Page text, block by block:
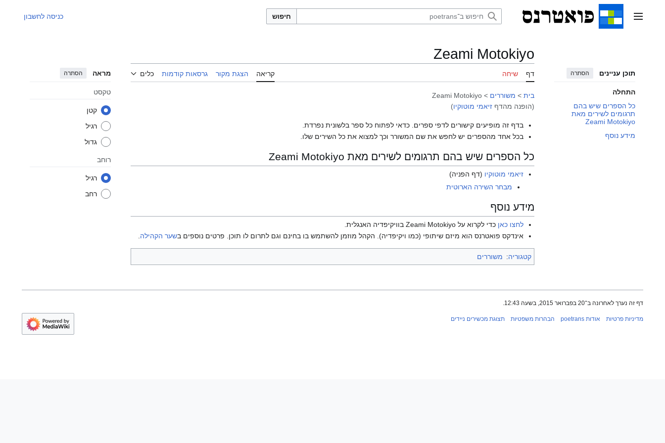
תפריט ראשי חיפוש כניסה לחשבון
תוכן עניינים הסתרה
התחלה
כל הספרים שיש בהם
תרגומים לשירים מאת
Zeami Motokiyo
מידע נוסף
Zeami Motokiyo
דף שיחה קריאה הצגת מקור גרסאות קודמות כלים מראה הסתרה
טקסט
קטן
רגיל
גדול
רוחב
רגיל
רחב
בית > משוררים >
Zeami Motokiyo
(הופנה מהדף זיאמי מוטוקיו)
בדף זה מופיעים קישורים לדפי ספרים. כדאי לפתוח כל ספר בלשונית נפרדת.
בכל אחד מהספרים יש לחפש את שם המשורר וכך למצוא את כל השירים שלו.
כל הספרים שיש בהם תרגומים לשירים מאת Zeami Motokiyo
זיאמי מוטוקיו (דף הפניה)
מבחר השירה הארוטית
מידע נוסף
לחצו כאן כדי לקרוא על Zeami Motokiyo בוויקיפדיה האנגלית.
אינדקס פואטרנס הוא מיזם שיתופי (כמו ויקיפדיה). הקהל מוזמן להשתמש בו בחינם וגם לתרום לו תוכן. פרטים נוספים בשער הקהילה
קטגוריה: משוררים
דף זה נערך לאחרונה ב־20 בפברואר 2015, בשעה 12:43.
מדיניות פרטיות אודות poetrans הבהרות משפטיות תצוגת מכשירים ניידים